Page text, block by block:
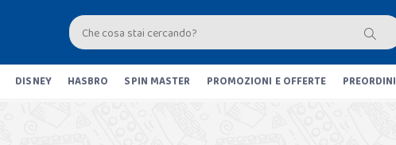
DISNEY HASBRO SPIN MASTER PROMOZIONI E OFFERTE PREORDINI